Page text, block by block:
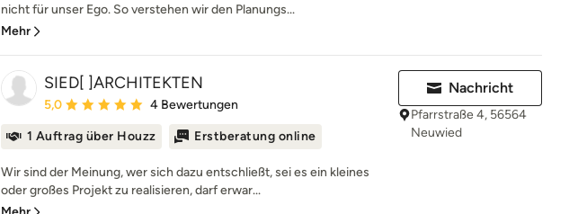
nicht für unser Ego. So verstehen wir den Planungs...
Mehr
SIED[ ]ARCHITEKTEN
Durchschnittliche Bewertung: 5 von 5 Sternen
5,0 4 Bewertungen
1 Auftrag über Houzz Erstberatung online
Wir sind der Meinung, wer sich dazu entschließt, sei es ein kleines
oder großes Projekt zu realisieren, darf erwar...
Nachricht
Pfarrstraße 4, 56564
Neuwied